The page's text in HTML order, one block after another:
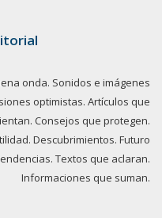
onda. Sonidos e imágenes
optimistas. Artículos que
Consejos que protegen.
Descubrimientos. Futuro
Textos que aclaran.
Informaciones que suman.